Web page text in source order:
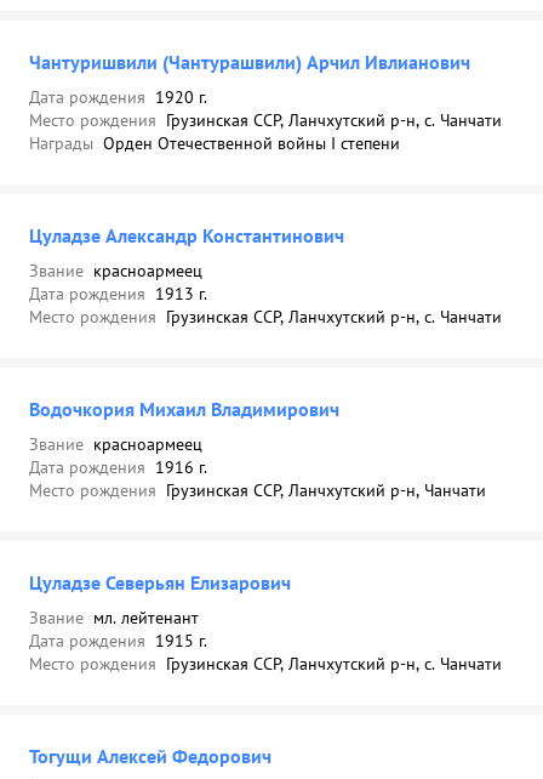
Чантуришвили (Чантурашвили) Арчил Ивлианович
Дата рождения 1920 г.
Место рождения Грузинская ССР, Ланчхутский р-н, с. Чанчати
Награды Орден Отечественной войны I степени
Цуладзе Александр Константинович
Звание красноармеец
Дата рождения 1913 г.
Место рождения Грузинская ССР, Ланчхутский р-н, с. Чанчати
Водочкория Михаил Владимирович
Звание красноармеец
Дата рождения 1916 г.
Место рождения Грузинская ССР, Ланчхутский р-н, Чанчати
Цуладзе Северьян Елизарович
Звание мл. лейтенант
Дата рождения 1915 г.
Место рождения Грузинская ССР, Ланчхутский р-н, с. Чанчати
Тогущи Алексей Федорович